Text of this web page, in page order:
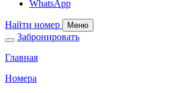
WhatsApp
Найти номер Меню
Забронировать
Главная
Номера